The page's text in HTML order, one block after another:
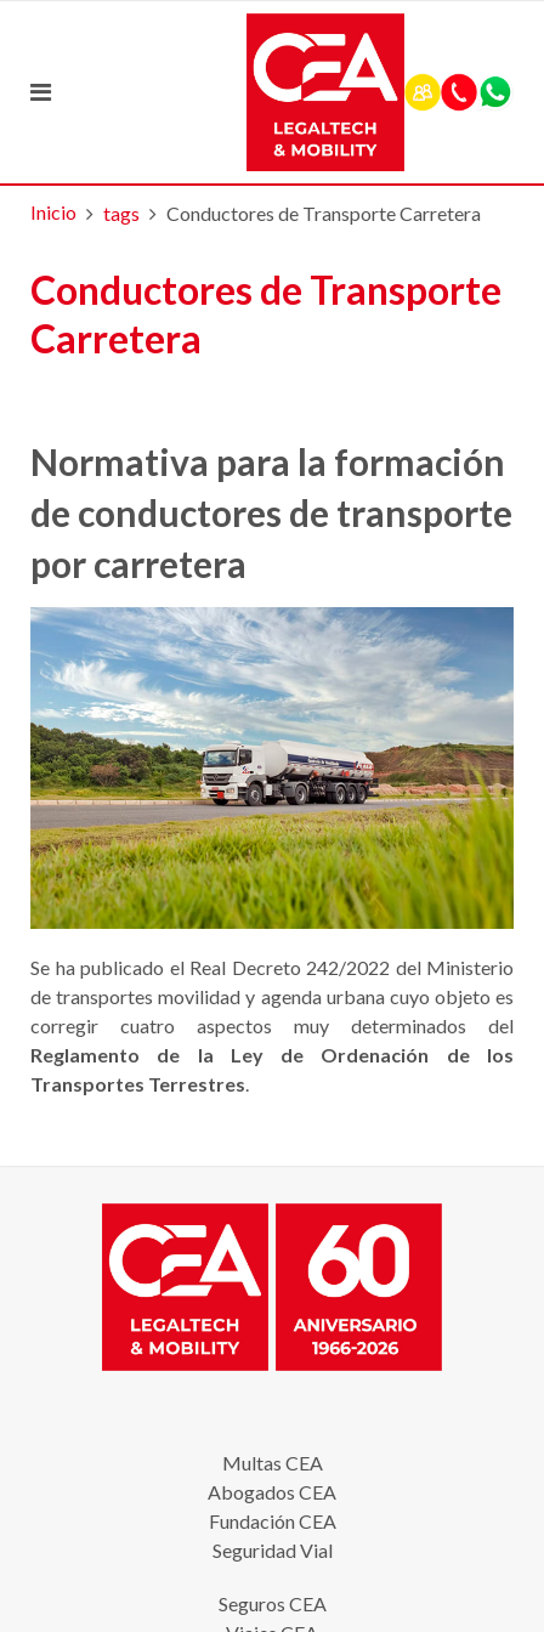
Inicio tags Conductores de Transporte Carretera
Conductores de Transporte
Carretera
Normativa para la formación
de conductores de transporte
por carretera
Se ha publicado el Real Decreto 242/2022 del Ministerio
de transportes movilidad y agenda urbana cuyo objeto es
corregir cuatro aspectos muy determinados del
Reglamento de la Ley de Ordenación de los
Transportes Terrestres.
Multas CEA
Abogados CEA
Fundación CEA
Seguridad Vial
Seguros CEA